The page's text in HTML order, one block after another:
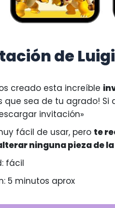
de
creado esta increíble
que sea de tu agrado!
invitación»
fácil de usar, pero te
ninguna pieza de
fácil
5 minutos aprox